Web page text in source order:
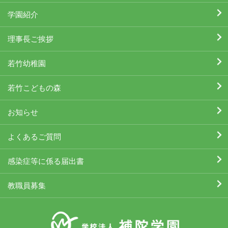
学園紹介
理事長ご挨拶
若竹幼稚園
若竹こどもの森
お知らせ
よくあるご質問
感染症等に係る届出書
教職員募集